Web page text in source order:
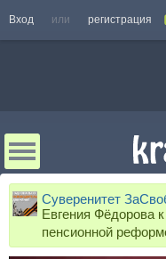
Вход или регистрация
Суверенитет
Евгения Фёдорова
пенсионной